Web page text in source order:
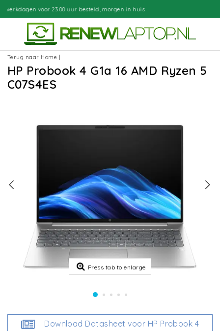
besteld, morgen in huis
Terug naar Home
HP Probook 4 G1a 16 AMD Ryzen 5
C07S4ES
Press tab to enlarge
Download Datasheet voor HP Probook 4